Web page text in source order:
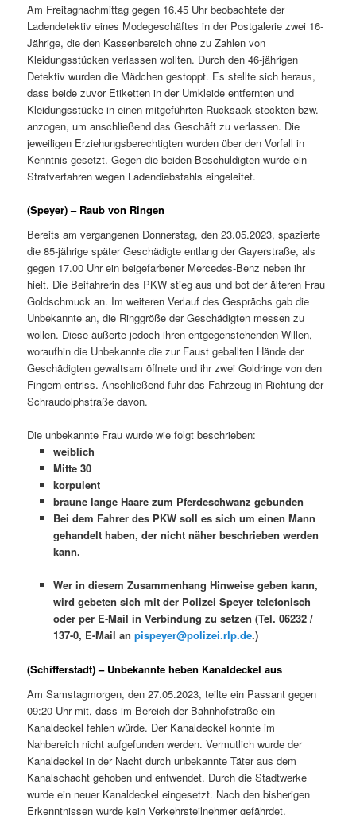
Am Freitagnachmittag gegen 16.45 Uhr beobachtete der
Ladendetektiv eines Modegeschäftes in der Postgalerie zwei 16-
Jährige, die den Kassenbereich ohne zu Zahlen von
Kleidungsstücken verlassen wollten. Durch den 46-jährigen
Detektiv wurden die Mädchen gestoppt. Es stellte sich heraus,
dass beide zuvor Etiketten in der Umkleide entfernten und
Kleidungsstücke in einen mitgeführten Rucksack steckten bzw.
anzogen, um anschließend das Geschäft zu verlassen. Die
jeweiligen Erziehungsberechtigten wurden über den Vorfall in
Kenntnis gesetzt. Gegen die beiden Beschuldigten wurde ein
Strafverfahren wegen Ladendiebstahls eingeleitet.
(Speyer) – Raub von Ringen
Bereits am vergangenen Donnerstag, den 23.05.2023, spazierte
die 85-jährige später Geschädigte entlang der Gayerstraße, als
gegen 17.00 Uhr ein beigefarbener Mercedes-Benz neben ihr
hielt. Die Beifahrerin des PKW stieg aus und bot der älteren Frau
Goldschmuck an. Im weiteren Verlauf des Gesprächs gab die
Unbekannte an, die Ringgröße der Geschädigten messen zu
wollen. Diese äußerte jedoch ihren entgegenstehenden Willen,
woraufhin die Unbekannte die zur Faust geballten Hände der
Geschädigten gewaltsam öffnete und ihr zwei Goldringe von den
Fingern entriss. Anschließend fuhr das Fahrzeug in Richtung der
Schraudolphstraße davon.
Die unbekannte Frau wurde wie folgt beschrieben:
weiblich
Mitte 30
korpulent
braune lange Haare zum Pferdeschwanz gebunden
Bei dem Fahrer des PKW soll es sich um einen Mann
gehandelt haben, der nicht näher beschrieben werden
kann.
Wer in diesem Zusammenhang Hinweise geben kann,
wird gebeten sich mit der Polizei Speyer telefonisch
oder per E-Mail in Verbindung zu setzen (Tel. 06232 /
137-0, E-Mail an pispeyer@polizei.rlp.de.)
(Schifferstadt) – Unbekannte heben Kanaldeckel aus
Am Samstagmorgen, den 27.05.2023, teilte ein Passant gegen
09:20 Uhr mit, dass im Bereich der Bahnhofstraße ein
Kanaldeckel fehlen würde. Der Kanaldeckel konnte im
Nahbereich nicht aufgefunden werden. Vermutlich wurde der
Kanaldeckel in der Nacht durch unbekannte Täter aus dem
Kanalschacht gehoben und entwendet. Durch die Stadtwerke
wurde ein neuer Kanaldeckel eingesetzt. Nach den bisherigen
Erkenntnissen wurde kein Verkehrsteilnehmer gefährdet.